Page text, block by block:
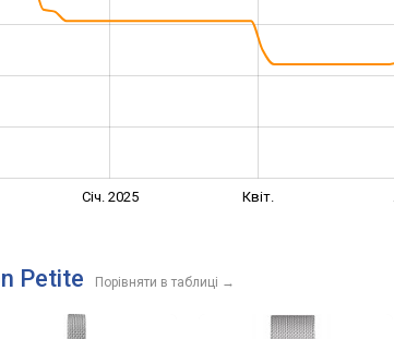
Січ. 2025 Квіт.
Petite Порівняти в таблиці →